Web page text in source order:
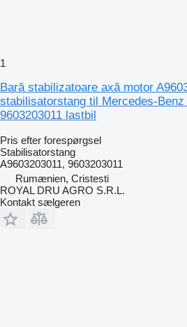
1
Bară stabilizatoare axă motor
stabilisatorstang til Mercedes-Benz
9603203011 lastbil
Pris efter forespørgsel
Stabilisatorstang
A9603203011, 9603203011
Rumænien, Cristesti
ROYAL DRU AGRO S.R.L.
Kontakt sælgeren